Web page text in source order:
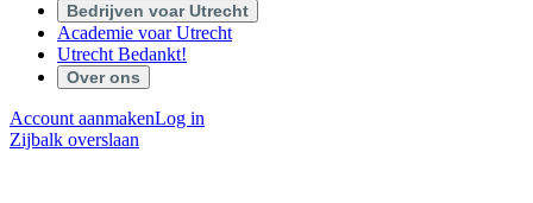
Bedrijven voar Utrecht
Academie voar Utrecht
Utrecht Bedankt!
Over ons
Account aanmakenLog in
Zijbalk overslaan